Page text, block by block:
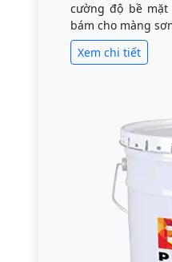
cường độ bề
bám cho màng
Xem chi tiết